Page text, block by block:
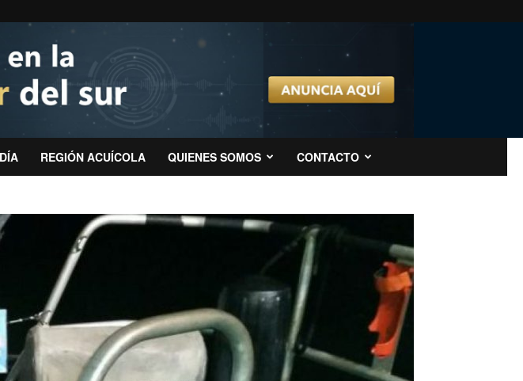
REGIÓN ACUÍCOLA QUIENES SOMOS CONTACTO